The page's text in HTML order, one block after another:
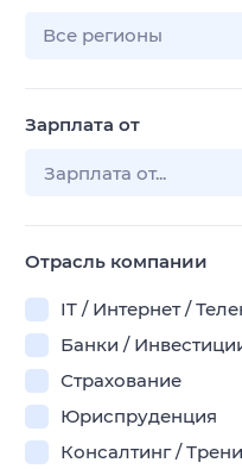
Все регионы
Зарплата от
Отрасль компании
IT / Интернет /
Банки /
Страхование
Юриспруденция
Консалтинг /